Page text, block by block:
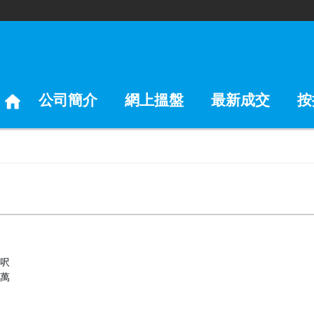
公司簡介 網上搵盤 最新成交